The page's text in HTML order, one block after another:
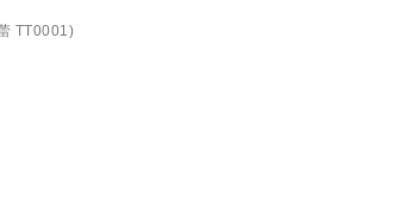
TT0001)